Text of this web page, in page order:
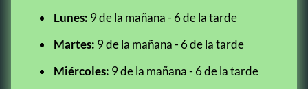
Lunes: 9 de la mañana - 6 de la tarde
Martes: 9 de la mañana - 6 de la tarde
Miércoles: 9 de la mañana - 6 de la tarde